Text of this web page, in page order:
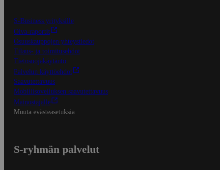
S-Business yrityksille
Oiva-raportit
Osuuskauppojen yhteystiedot
Tilaus- ja toimitusehdot
Tietosuojakäytäntö
Palvelun käyttöehdot
Saavutettavuus
Mobiilisovelluksen saavutettavuus
Mainostajalle
Muuta evästeasetuksia
S-ryhmän palvelut